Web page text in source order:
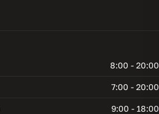
8:00 - 20:00
7:00 - 20:00
9:00 - 18:00